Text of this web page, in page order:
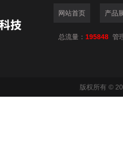
网站首页 产品
总流量： 195848 管
版权所有 ©